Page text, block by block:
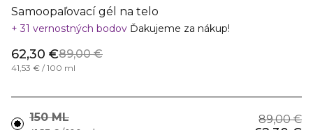
Samoopaľovací gél na telo
31 vernostných bodov Ďakujeme za nákup!
62,30 €89,00 €
41,53 € / 100 ml
150 ML 89,00 €